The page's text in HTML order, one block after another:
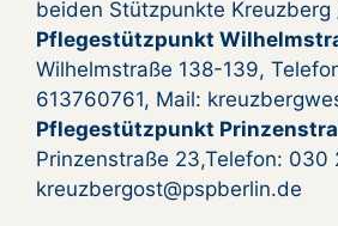
beiden Stützpunkte Kreuzberg
Pflegestützpunkt
Wilhelmstraße 138-139,
613760761, Mail:
Pflegestützpunkt
Prinzenstraße 23,Telefon: 030
kreuzbergost@pspberlin.de